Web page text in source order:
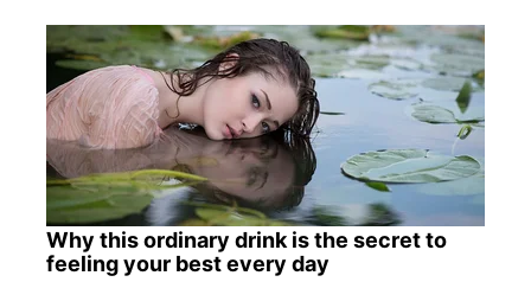
Why this ordinary drink is the secret to
feeling your best every day